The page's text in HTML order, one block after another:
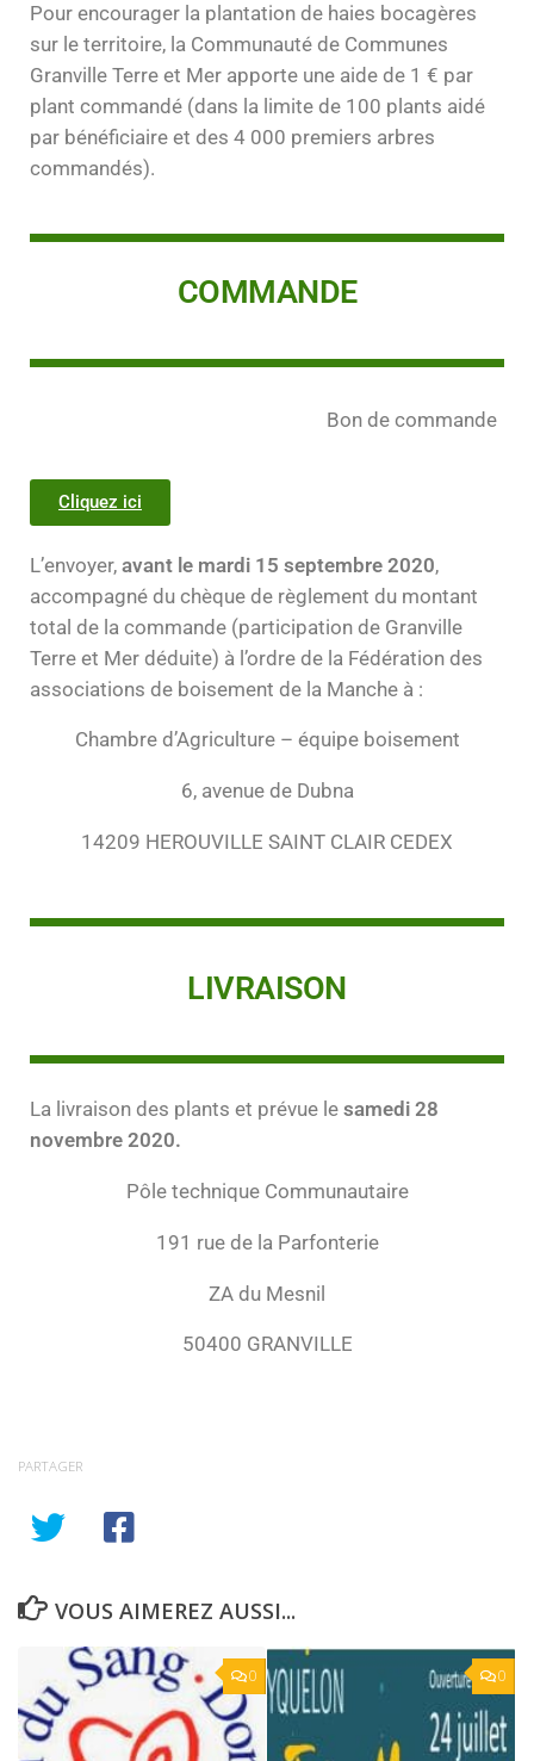
Pour encourager la plantation de haies bocagères
sur le territoire, la Communauté de Communes
Granville Terre et Mer apporte une aide de 1 € par
plant commandé (dans la limite de 100 plants aidé
par bénéficiaire et des 4 000 premiers arbres
commandés).
COMMANDE
Bon de commande
Cliquez ici
L’envoyer, avant le mardi 15 septembre 2020,
accompagné du chèque de règlement du montant
total de la commande (participation de Granville
Terre et Mer déduite) à l’ordre de la Fédération des
associations de boisement de la Manche à :
Chambre d’Agriculture – équipe boisement
6, avenue de Dubna
14209 HEROUVILLE SAINT CLAIR CEDEX
LIVRAISON
La livraison des plants et prévue le samedi 28
novembre 2020.
Pôle technique Communautaire
191 rue de la Parfonterie
ZA du Mesnil
50400 GRANVILLE
PARTAGER
VOUS AIMEREZ AUSSI...
0 0